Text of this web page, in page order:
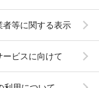
者等に関する表示
ービスに向けて